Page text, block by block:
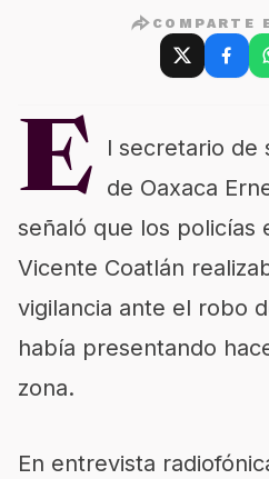
COMPARTE
E
l secretario de
de Oaxaca
señaló que los policías
Vicente Coatlán
vigilancia ante el robo
había presentando
zona.
En entrevista